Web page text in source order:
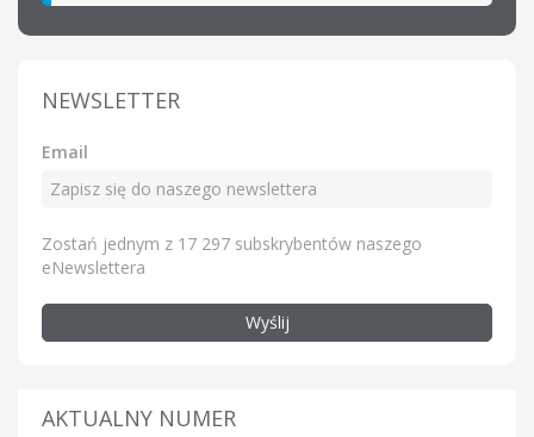
NEWSLETTER
Email
Zostań jednym z 17 297 subskrybentów naszego
eNewslettera
Wyślij
AKTUALNY NUMER